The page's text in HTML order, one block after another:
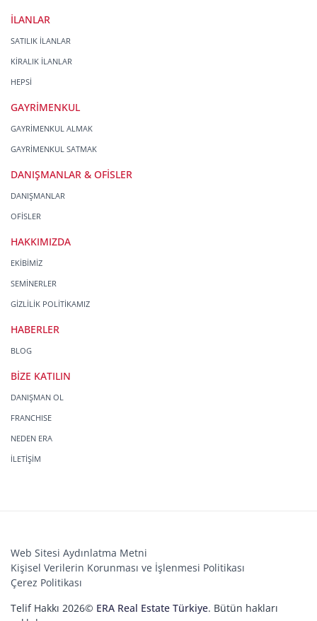
İLANLAR
SATILIK İLANLAR
KİRALIK İLANLAR
HEPSİ
GAYRİMENKUL
GAYRİMENKUL ALMAK
GAYRİMENKUL SATMAK
DANIŞMANLAR & OFİSLER
DANIŞMANLAR
OFİSLER
HAKKIMIZDA
EKİBİMİZ
SEMİNERLER
GİZLİLİK POLİTİKAMIZ
HABERLER
BLOG
BİZE KATILIN
DANIŞMAN OL
FRANCHISE
NEDEN ERA
İLETİŞİM
Web Sitesi Aydınlatma Metni
Kişisel Verilerin Korunması ve İşlenmesi Politikası
Çerez Politikası
Telif Hakkı 2026© ERA Real Estate Türkiye. Bütün hakları